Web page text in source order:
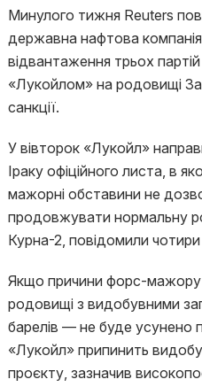
Минулого тижня Reuters
державна нафтова
відвантаження трьох
«Лукойлом» на родовищі
санкції.
У вівторок «Лукойл»
Іраку офіційного листа, в
мажорні обставини не
продовжувати нормальну
Курна-2, повідомили
Якщо причини форс-мажору
родовищі з видобувними
барелів — не буде усунено
«Лукойл» припинить
проєкту, зазначив